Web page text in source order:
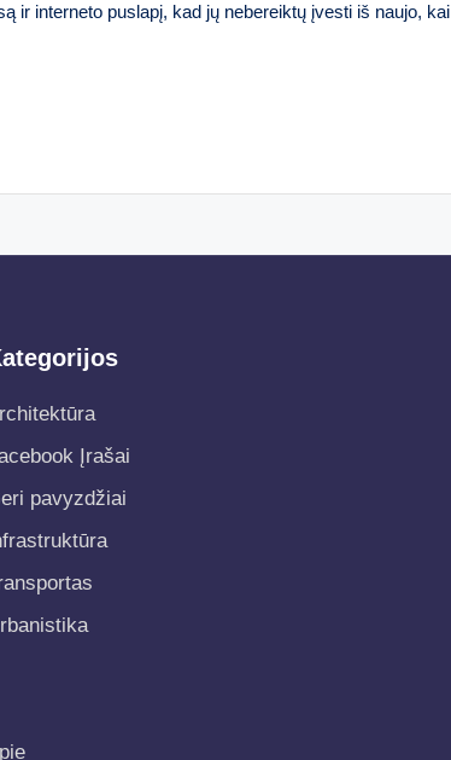
ir interneto puslapį, kad jų nebereiktų įvesti iš naujo, kai
Įrašai
pavyzdžiai